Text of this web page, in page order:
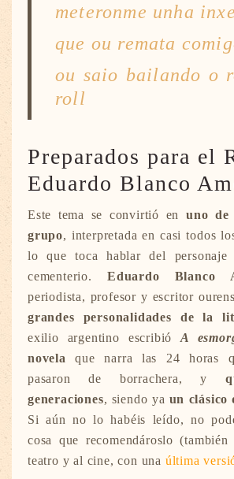
meteronme unha
que ou remata
ou saio bailando o
roll
Preparados para el
Eduardo Blanco
Este tema se convirtió en uno de
grupo, interpretada en casi todos
lo que toca hablar del personaje
cementerio. Eduardo Blanco
periodista, profesor y escritor
grandes personalidades de la
exilio argentino escribió A
novela
que narra las 24 horas
pasaron de borrachera, y
generaciones, siendo ya un clásico
Si aún no lo habéis leído, no
cosa que recomendároslo
teatro y al cine, con una última